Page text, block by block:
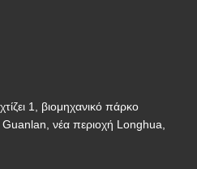
1, βιομηχανικό πάρκο
νέα περιοχή Longhua,